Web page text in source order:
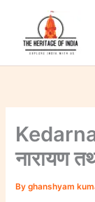
content
नारायण
Byghanshyam